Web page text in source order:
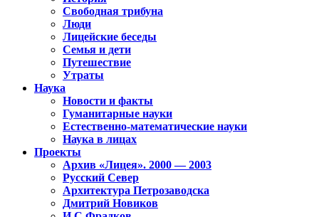
Свободная трибуна
Люди
Лицейские беседы
Семья и дети
Путешествие
Утраты
Наука
Новости и факты
Гуманитарные науки
Естественно-математические науки
Наука в лицах
Проекты
Архив «Лицея». 2000 — 2003
Русский Север
Архитектура Петрозаводска
Дмитрий Новиков